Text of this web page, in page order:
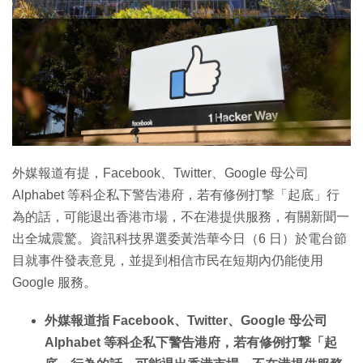
外媒報道有提，Facebook、Twitter、Google 母公司
Alphabet 等科企私下警告港府，若有修例打撃「起底」行
為的話，可能退出香港市場，不在港提供服務，有關新聞一
出全城震驚。資訊科技界選委黃浩華今日（6 日）於電台節
目就事件發表意見，並提到相信市民在短期內仍能使用
Google 服務。
外媒報道指 Facebook、Twitter、Google 母公司
Alphabet 等科企私下警告港府，若有修例打撃「起